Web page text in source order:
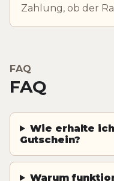
Zahlung, ob der
FAQ
FAQ
Wie erhalte
Gutschein?
Warum